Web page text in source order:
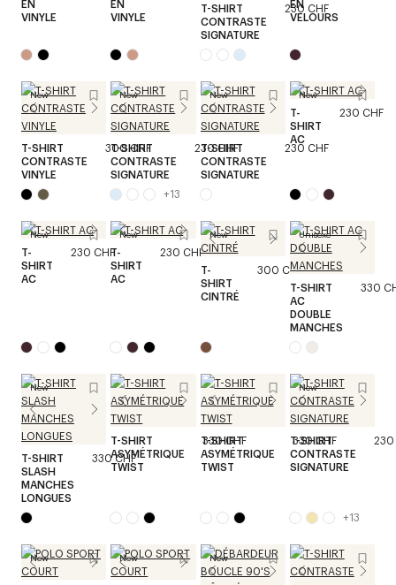
EN
VINYLE
EN
VINYLE
T-SHIRT
CONTRASTE
SIGNATURE
230 CHF
EN
VELOURS
New
T-SHIRT
CONTRASTE
VINYLE
300 CHF
New
T-SHIRT
CONTRASTE
SIGNATURE
230 CHF
+13
New
T-SHIRT
CONTRASTE
SIGNATURE
230 CHF
New
T-
SHIRT
AC
230 CHF
New
T-
SHIRT
AC
230 CHF
New
T-
SHIRT
AC
230 CHF
New
T-
SHIRT
CINTRÉ
300 CHF
Unisexe
T-SHIRT
AC
DOUBLE
MANCHES
330
New
T-SHIRT
SLASH
MANCHES
LONGUES
330 CHF
T-SHIRT
ASYMÉTRIQUE
TWIST
330 CHF
T-SHIRT
ASYMÉTRIQUE
TWIST
330 CHF
New
T-SHIRT
CONTRASTE
SIGNATURE
230
+13
New New New